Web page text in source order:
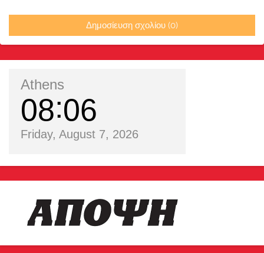
Δημοσίευση σχολίου (0)
Athens
08 06
Friday, August 7, 2026